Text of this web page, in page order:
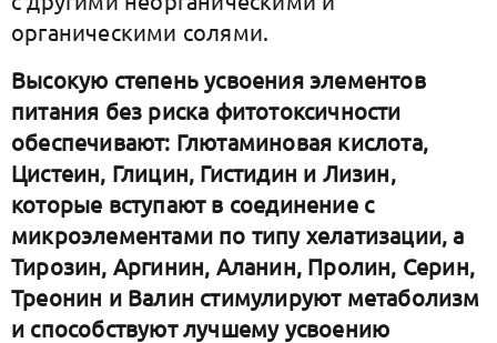
органическими солями.
Высокую степень усвоения элементов
питания без риска фитотоксичности
обеспечивают: Глютаминовая кислота,
Цистеин, Глицин, Гистидин и Лизин,
которые вступают в соединение с
микроэлементами по типу хелатизации, а
Тирозин, Аргинин, Аланин, Пролин, Серин,
Треонин и Валин стимулируют метаболизм
и способствуют лучшему усвоению